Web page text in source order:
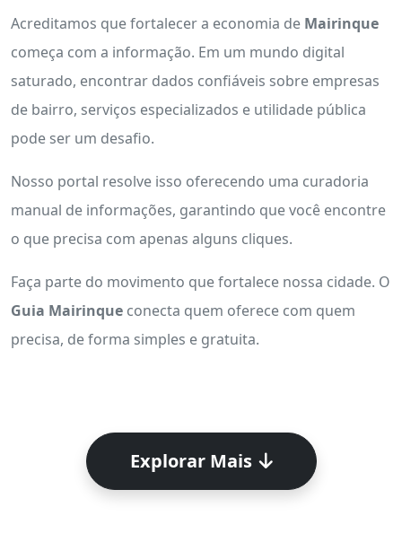
Acreditamos que fortalecer a economia de Mairinque
começa com a informação. Em um mundo digital
saturado, encontrar dados confiáveis sobre empresas
de bairro, serviços especializados e utilidade pública
pode ser um desafio.
Nosso portal resolve isso oferecendo uma curadoria
manual de informações, garantindo que você encontre
o que precisa com apenas alguns cliques.
Faça parte do movimento que fortalece nossa cidade. O
Guia Mairinque conecta quem oferece com quem
precisa, de forma simples e gratuita.
Explorar Mais